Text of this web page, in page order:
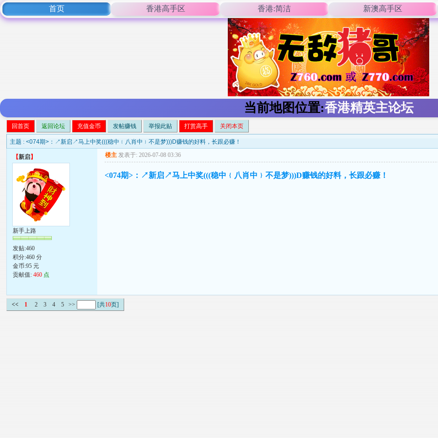
首页 香港高手区 香港:简洁 新澳高手区
当前地图位置:香港精英主论坛
回首页 返回论坛 充值金币 发帖赚钱 举报此贴 打赏高手 关闭本页
主题 :<074期>：↗新启↗马上中奖(((稳中﹛八肖中﹜不是梦)))D赚钱的好料，长跟必赚！
【新启】
新手上路
发贴:460
积分:460 分
金币:95 元
贡献值:460 点
楼主 发表于: 2026-07-08 03:36
<074期>：↗新启↗马上中奖(((稳中﹛八肖中﹜不是梦)))D赚钱的好料，长跟必赚！
<< 1 2 3 4 5 >> [共10页]